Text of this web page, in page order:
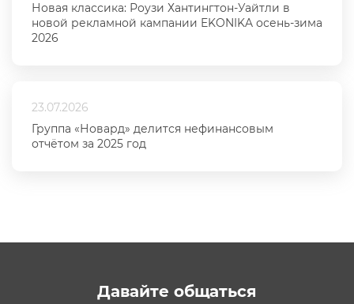
Новая классика: Роузи Хантингтон-Уайтли в
новой рекламной кампании EKONIKA осень-зима
2026
23.07.2026
Группа «Новард» делится нефинансовым
отчётом за 2025 год
Давайте общаться